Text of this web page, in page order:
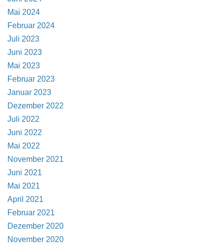
Mai 2024
Februar 2024
Juli 2023
Juni 2023
Mai 2023
Februar 2023
Januar 2023
Dezember 2022
Juli 2022
Juni 2022
Mai 2022
November 2021
Juni 2021
Mai 2021
April 2021
Februar 2021
Dezember 2020
November 2020